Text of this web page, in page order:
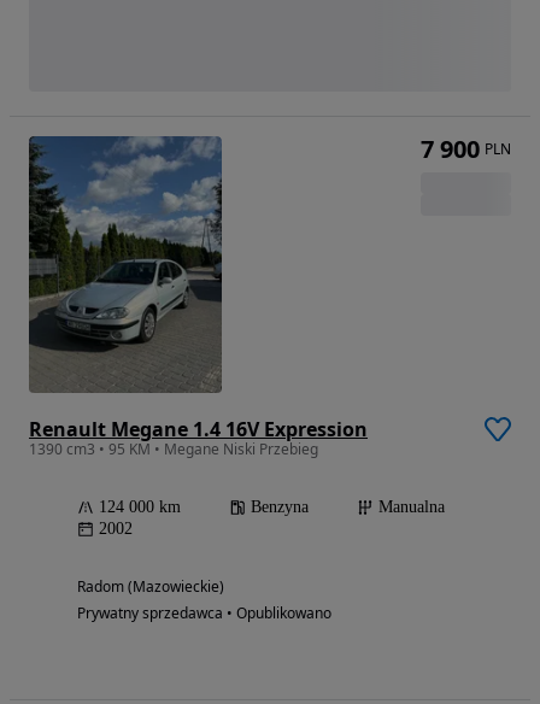
Renault Megane 1.4 16V Expression
1390 cm3 • 95 KM • Megane Niski Przebieg
124 000 km Benzyna
Manualna
2002
Radom (Mazowieckie)
Prywatny sprzedawca • Opublikowano
7 900 PLN